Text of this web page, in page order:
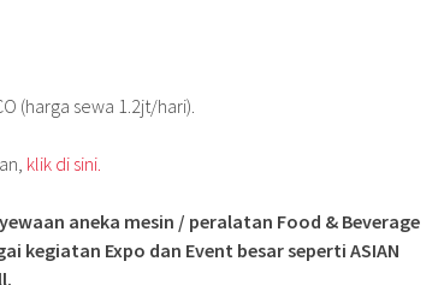
(harga sewa 1.2jt/hari).
klik di sini.
aneka mesin / peralatan Food & Beverage
kegiatan Expo dan Event besar seperti ASIAN